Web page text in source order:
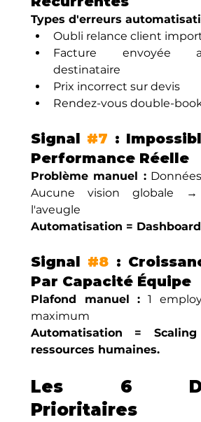
Types d'erreurs
Oubli relance client
Facture envoyée
destinataire
Prix incorrect sur devis
Rendez-vous double-
Signal #7 :
Performance Réelle
Problème manuel :
Aucune vision globale →
l'aveugle
Automatisation =
Signal #8 :
Par Capacité Équipe
Plafond manuel : 1
maximum
Automatisation =
ressources humaines.
Les 6
Prioritaires